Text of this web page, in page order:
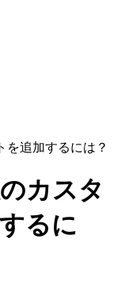
を追加するには？
カスタ
るに